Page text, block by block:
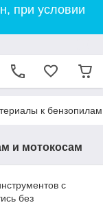
при условии
к
и мотокосам
с
без